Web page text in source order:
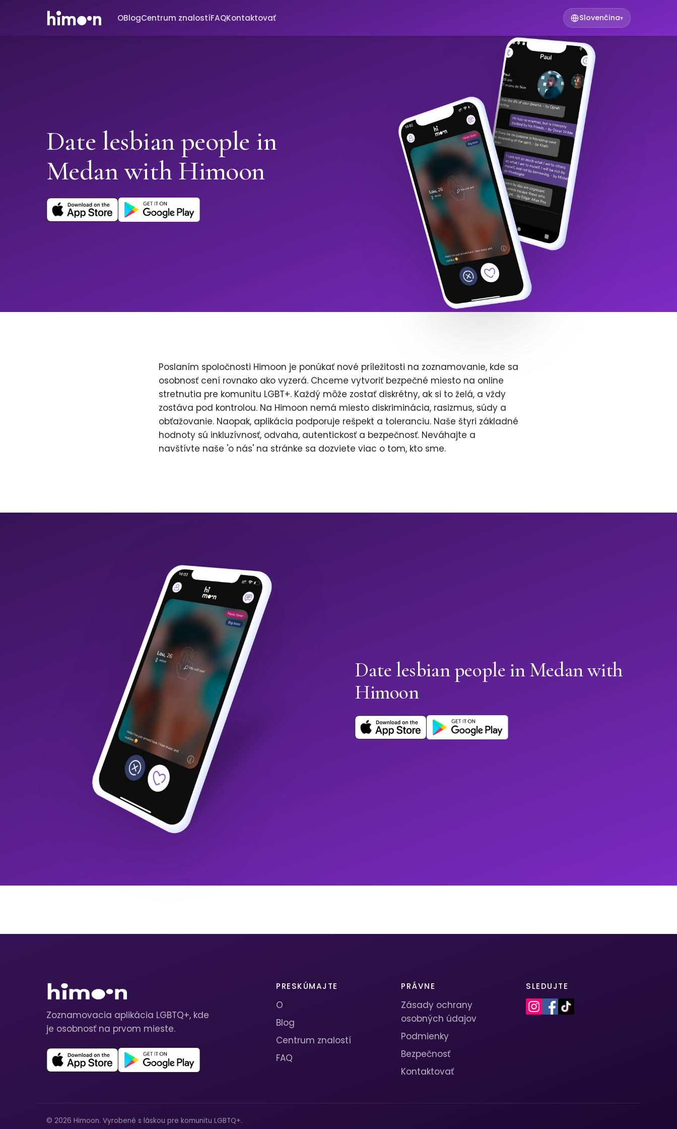
OBlogCentrum znalostíFAQKontaktovať Slovenčina▾
Date lesbian people in
Medan with Himoon
Poslaním spoločnosti Himoon je ponúkať nové príležitosti na zoznamovanie, kde sa
osobnosť cení rovnako ako vyzerá. Chceme vytvoriť bezpečné miesto na online
stretnutia pre komunitu LGBT+. Každý môže zostať diskrétny, ak si to želá, a vždy
zostáva pod kontrolou. Na Himoon nemá miesto diskriminácia, rasizmus, súdy a
obťažovanie. Naopak, aplikácia podporuje rešpekt a toleranciu. Naše štyri základné
hodnoty sú inkluzívnosť, odvaha, autentickosť a bezpečnosť. Neváhajte a
navštívte naše 'o nás' na stránke sa dozviete viac o tom, kto sme.
Date lesbian people in Medan with
Himoon
Zoznamovacia aplikácia LGBTQ+, kde
je osobnosť na prvom mieste.
PRESKÚMAJTE
O
Blog
Centrum znalostí
FAQ
PRÁVNE
Zásady ochrany
osobných údajov
Podmienky
Bezpečnosť
Kontaktovať
SLEDUJTE
© 2026 Himoon. Vyrobené s láskou pre komunitu LGBTQ+.